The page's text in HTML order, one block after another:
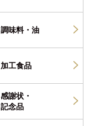
調味料・ 油
加工食品
感謝状・
記念品